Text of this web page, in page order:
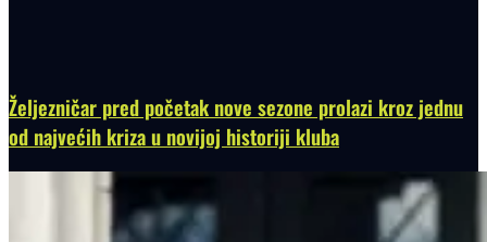
Željezničar pred početak nove sezone prolazi kroz jednu
od najvećih kriza u novijoj historiji kluba